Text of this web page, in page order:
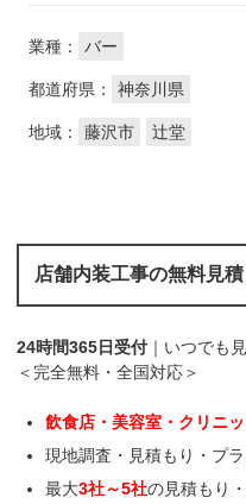
業種： バー
都道府県： 神奈川県
地域： 藤沢市 辻堂
店舗内装工事の無料見積
24時間365日受付｜いつでも
＜完全無料・全国対応＞
飲食店・美容室・クリニ
現地調査・見積もり・プ
最大3社～5社の見積もり